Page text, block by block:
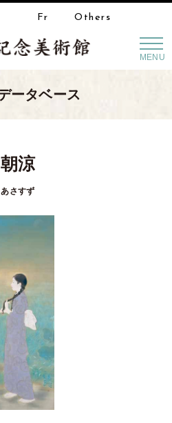
Fr Others
MENU
ータベース
朝涼
あさすず